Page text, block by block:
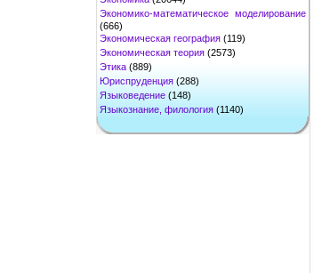
Экономико-математическое моделирование
(666)
Экономическая география (119)
Экономическая теория (2573)
Этика (889)
Юриспруденция (288)
Языковедение (148)
Языкознание, филология (1140)